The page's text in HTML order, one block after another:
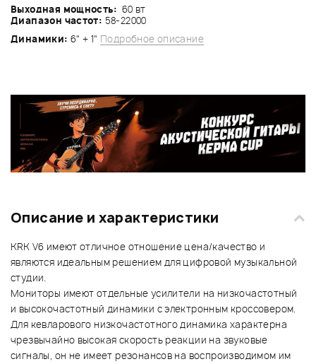
Выходная мощность: 60 вт
Диапазон частот: 58-22000
Динамики: 6" + 1" Подробное описание
Описание и характеристики
KRK V6 имеют отличное отношение цена/качество и
являются идеальным решением для цифровой музыкальной
студии.
Мониторы имеют отдельные усилители на низкочастотный
и высокочастотный динамики с электронным кроссовером.
Для кевларового низкочастотного динамика характерна
чрезвычайно высокая скорость реакции на звуковые
сигналы, он не имеет резонансов на воспроизводимом им